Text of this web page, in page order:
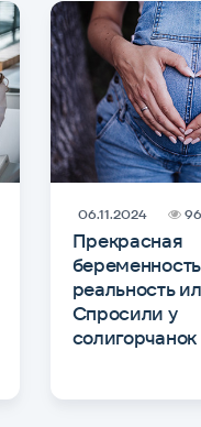
Прекрасная
реальность
Спросили у
солигорчанок
06.11.2024